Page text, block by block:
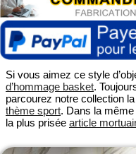
Si vous aimez ce style
d’hommage basket.
parcourez notre collection
thème sport. Dans la
la plus prisée article